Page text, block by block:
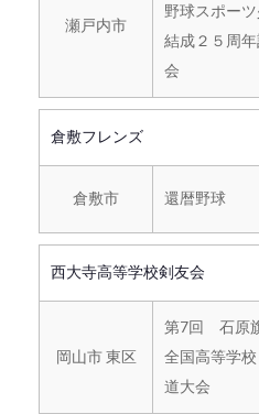
瀬戸内市
野球スポー
結成２５周
会
倉敷フレンズ
倉敷市 還暦野球
西大寺高等学校剣友会
岡山市 東区
第7回 石原
全国高等学校
道大会